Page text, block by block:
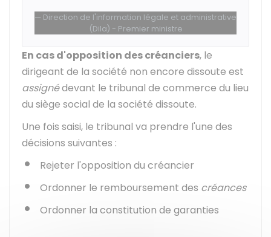
Direction de l'information légale et administrative
(Dila) - Premier ministre
En cas d'opposition des créanciers, le
dirigeant de la société non encore dissoute est
assignédevant le tribunal de commerce du lieu
du siège social de la société dissoute.
Une fois saisi, le tribunal va prendre l'une des
décisions suivantes :
Rejeter l'opposition du créancier
Ordonner le remboursement des créances
Ordonner la constitution de garanties